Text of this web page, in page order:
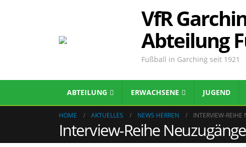
VfR
Abteilung
Fußball in Garching seit 1921
ABTEILUNG ERWACHSENE JUGEND
HOME AKTUELLES NEWS HERREN INTERVIEW-
Interview-Reihe